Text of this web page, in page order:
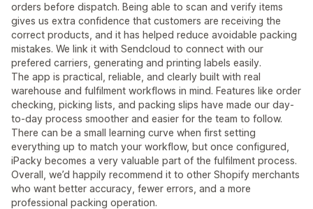
orders before dispatch. Being able to scan and verify items
gives us extra confidence that customers are receiving the
correct products, and it has helped reduce avoidable packing
mistakes. We link it with Sendcloud to connect with our
prefered carriers, generating and printing labels easily.
The app is practical, reliable, and clearly built with real
warehouse and fulfilment workflows in mind. Features like order
checking, picking lists, and packing slips have made our day-
to-day process smoother and easier for the team to follow.
There can be a small learning curve when first setting
everything up to match your workflow, but once configured,
iPacky becomes a very valuable part of the fulfilment process.
Overall, we’d happily recommend it to other Shopify merchants
who want better accuracy, fewer errors, and a more
professional packing operation.